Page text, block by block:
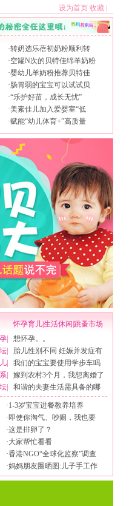
设为首页 收藏
·转奶选乐蓓初奶粉顺利转
·空罐N次的贝特佳绵羊奶粉
·婴幼儿羊奶粉推荐贝特佳
·肠胃弱的宝宝可以试试贝
·“乐护好苗，成长无忧”
·美素佳儿加入爱婴室“低
·赋能“幼儿体育+”高质量
怀孕育儿|生活休闲 跳蚤市场
想怀孕。。
胎儿性别不同 妊娠并发症有
我们的宝宝要使用学步车吗
嫁到农村3个月，我想离婚了
和谐的夫妻生活需具备的哪
·1-3岁宝宝进餐教养培养
·即使你淘气、吵闹，我也要
·这是排卵了？
·大家帮忙看看
·香港NGO“全球化监察”调查
·妈妈朋友圈晒图:儿子手工作